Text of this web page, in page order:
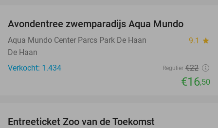
Avondentree zwemparadijs Aqua Mundo
Aqua Mundo Center Parcs Park De Haan 9.1 star
De Haan
Verkocht: 1.434
Regulier €22
€16,50
Entreeticket Zoo van de Toekomst